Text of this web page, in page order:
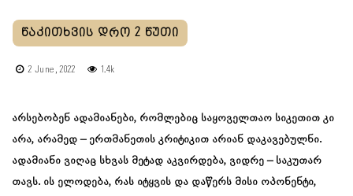
2 June, 2022 1.4k
არსებობენ ადამიანები, რომლებიც საყოველთაო სიკეთით კი
არა, არამედ – ერთმანეთის კრიტიკით არიან დაკავებულნი.
ადამიანი ვიღაც სხვას მეტად აკვირდება, ვიდრე – საკუთარ
თავს. ის ელოდება, რას იტყვის და დაწერს მისი ოპონენტი,